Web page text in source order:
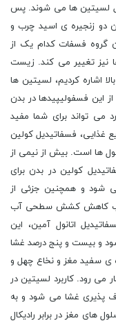
لسیتین ها می شوند. پس
دو زنجیره ی اسید چرب و
فسفات کدام یک از
نیز تغییر می کند. زیست
اشاره کردیم، لسیتین ها
این فسفولیپیدها در بدن
می تواند برای شما مفید
غذایی، فسفاتیدیل کولین
ها است. بیش از نیمی از
کولین در بدن برای
شود و همچنین جزئی از
کاهش کشش سطحی آب
اتانول آمین، این
و بیست و پنج درصد غشا
ی سفید مغز و نخاع چهل و
می رود. کاربرد لسیتین در
پذیری غشا می شود و به
های مغز در برابر رادیکال